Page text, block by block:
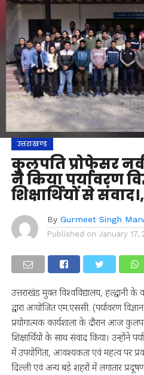
उत्तराखण्ड
कुलपति प्रोफेसर
ने किया पर्यावरण
शिक्षार्थियों से
By Gurmeet Singh
Published on January 17,
उत्तराखंड मुक्त विश्वविद्यालय, हल्द्वानी के
द्वारा आयोजित एम.एससी. (पर्यावरण
प्रयोगात्मक कार्यशाला के दौरान आज
शिक्षार्थियों के साथ संवाद किया। उन्होंने
में उपयोगिता, आवश्यकता एवं महत्व पर
दिल्ली एवं अन्य बड़े शहरों में लगातार